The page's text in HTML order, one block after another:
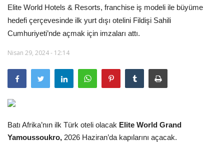
Künye
KVKK Aydınlatma Metni
Görüntülü
Elite World Hotels & Resorts, franchise iş modeli ile büyüme
hedefi çerçevesinde ilk yurt dışı otelini Fildişi Sahili
Cumhuriyeti’nde açmak için imzaları attı.
Nisan 29, 2024 - 12:14
Batı Afrika’nın ilk Türk oteli olacak Elite World Grand
Yamoussoukro, 2026 Haziran’da kapılarını açacak.